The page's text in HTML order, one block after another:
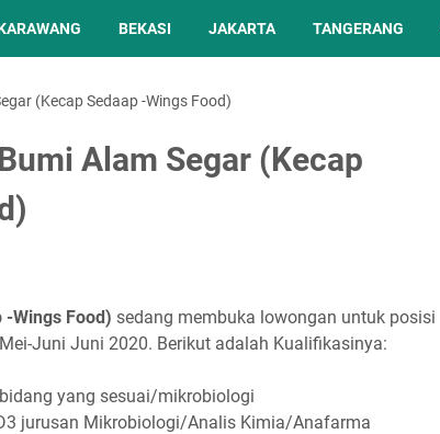
BEKASI JAKARTA TANGERANG
(Kecap Sedaap -Wings Food)
Alam Segar (Kecap
-Wings Food) sedang membuka lowongan untuk posisi
Juni Juni 2020. Berikut adalah Kualifikasinya:
yang sesuai/mikrobiologi
jurusan Mikrobiologi/Analis Kimia/Anafarma